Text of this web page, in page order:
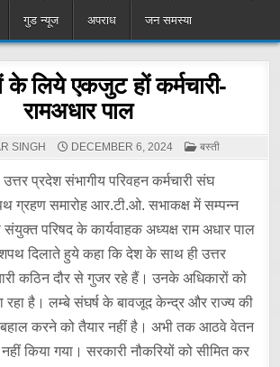
गुड न्यूज अपराध जन समस्या
के लिये एकजुट हों कर्मचारी-
रामअधार पाल
SINGH DECEMBER 6, 2024
POSTED
IN
बस्ती
प्रदेश संभागीय परिवहन कर्मचारी संघ
ग्रहण समारोह आर.टी.ओ. सभाकक्ष में सम्पन्न
संयुक्त परिषद के कार्यवाहक अध्यक्ष राम अधार पाल
शपथ दिलाते हुये कहा कि देश के साथ ही उत्तर
कठिन दौर से गुजर रहे हैं। उनके अधिकारों को
है। लम्बे संघर्ष के बावजूद केन्द्र और राज्य की
बहाल करने को तैयार नहीं है। अभी तक आठवे वेतन
किया गया। सरकारी नौकरियों को सीमित कर